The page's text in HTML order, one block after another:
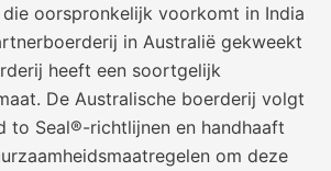
die oorspronkelijk voorkomt in India
in Australië gekweekt
heeft een soortgelijk
De Australische boerderij volgt
to Seal®-richtlijnen en handhaaft
om deze